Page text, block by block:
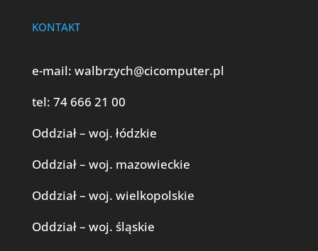
KONTAKT
e-mail: walbrzych@cicomputer.pl
tel: 74 666 21 00
Oddział – woj. łódzkie
Oddział – woj. mazowieckie
Oddział – woj. wielkopolskie
Oddział – woj. śląskie